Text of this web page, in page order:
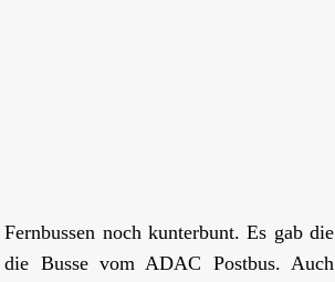
noch kunterbunt. Es gab die
Busse vom ADAC Postbus. Auch